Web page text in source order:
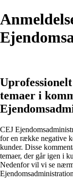
temaer i
CEJ
for en række negative
kunder. Disse
temaer, der går igen i
Nedenfor vil vi se